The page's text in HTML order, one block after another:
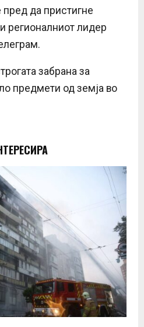
да пристигне
регионалниот лидер
забрана за
предмети од земја во